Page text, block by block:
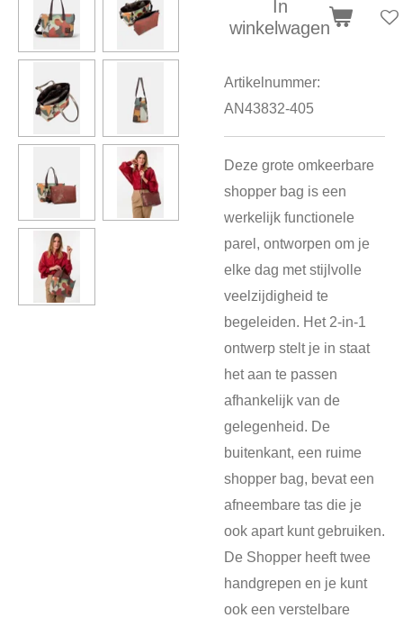
In
winkelwagen
Artikelnummer:
AN43832-405
Deze grote omkeerbare
shopper bag is een
werkelijk functionele
parel, ontworpen om je
elke dag met stijlvolle
veelzijdigheid te
begeleiden. Het 2-in-1
ontwerp stelt je in staat
het aan te passen
afhankelijk van de
gelegenheid. De
buitenkant, een ruime
shopper bag, bevat een
afneembare tas die je
ook apart kunt gebruiken.
De Shopper heeft twee
handgrepen en je kunt
ook een verstelbare